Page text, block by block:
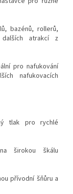
bazénů, rollerů,
atrakcí z
pro nafukování
nafukovacích
tlak pro rychlé
širokou škálu
přívodní šňůru a